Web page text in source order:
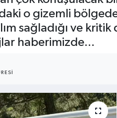
o gizemli
sağladığı ve
haberimizde...